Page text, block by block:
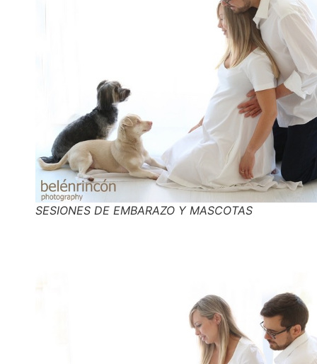
SESIONES DE EMBARAZO Y MASCOTAS